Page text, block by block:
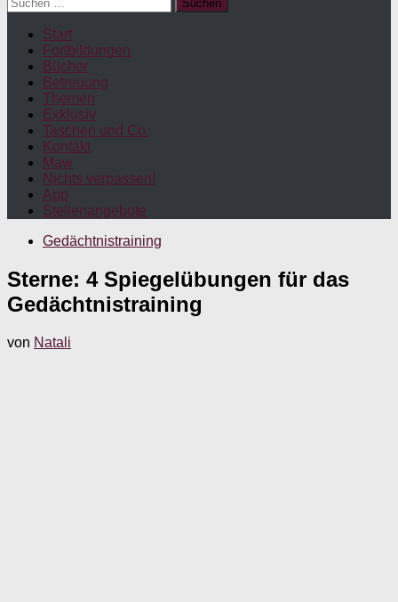
nach:
Start
Fortbildungen
Bücher
Betreuung
Themen
Exklusiv
Taschen und Co.
Kontakt
Maw
Nichts verpassen!
App
Stellenangebote
Gedächtnistraining
Sterne: 4 Spiegelübungen für das
Gedächtnistraining
von Natali